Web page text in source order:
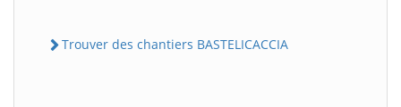
Trouver des chantiers BASTELICACCIA